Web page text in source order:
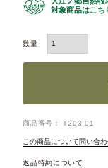
対象商品はこち
商品番号 T203-01
この商品について問い合わ
返品特約について